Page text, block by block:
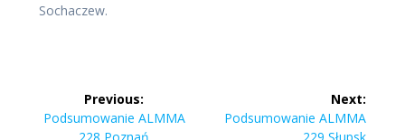
Sochaczew.
Nawigacja
wpisu
Previous:
Previous
Podsumowanie ALMMA
Next:
Next
Podsumowanie ALMMA